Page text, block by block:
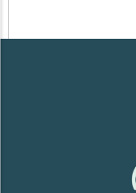
SVR XERIAL FISSURES ET